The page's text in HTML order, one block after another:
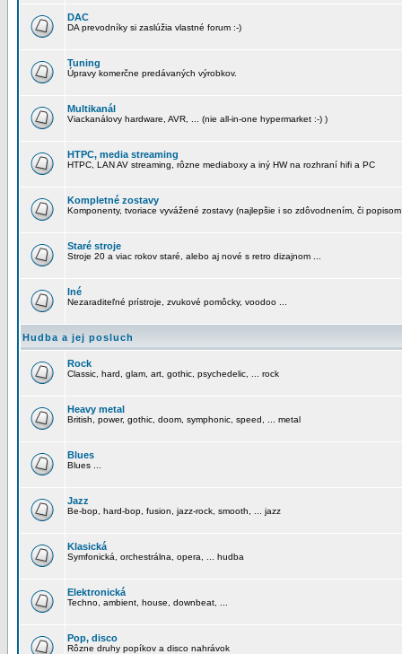
DAC
DA prevodníky si zaslúžia vlastné forum :-)
Tuning
Úpravy komerčne predávaných výrobkov.
Multikanál
Viackanálovy hardware, AVR, ... (nie all-in-one hypermarket :-) )
HTPC, media streaming
HTPC, LAN AV streaming, rôzne mediaboxy a iný HW na rozhraní hifi a PC
Kompletné zostavy
Komponenty, tvoriace vyvážené zostavy (najlepšie i so zdôvodnením, či
Staré stroje
Stroje 20 a viac rokov staré, alebo aj nové s retro dizajnom ...
Iné
Nezaraditeľné prístroje, zvukové pomôcky, voodoo ...
Hudba a jej posluch
Rock
Classic, hard, glam, art, gothic, psychedelic, ... rock
Heavy metal
British, power, gothic, doom, symphonic, speed, ... metal
Blues
Blues ...
Jazz
Be-bop, hard-bop, fusion, jazz-rock, smooth, ... jazz
Klasická
Symfonická, orchestrálna, opera, ... hudba
Elektronická
Techno, ambient, house, downbeat, ...
Pop, disco
Rôzne druhy popíkov a disco nahrávok